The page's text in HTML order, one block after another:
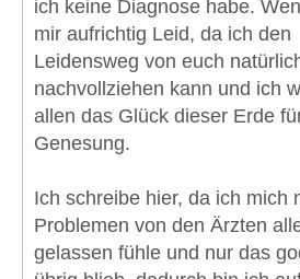
ich keine Diagnose habe.
mir aufrichtig Leid, da ich den
Leidensweg von euch
nachvollziehen kann und ich
allen das Glück dieser Erde
Genesung.
Ich schreibe hier, da ich mich
Problemen von den Ärzten
gelassen fühle und nur das